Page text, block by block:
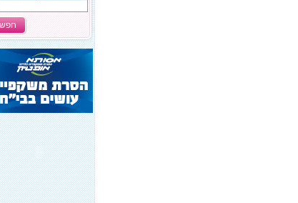
חפש